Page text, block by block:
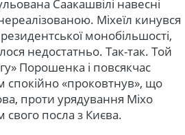
Саакашвілі навесні
Міхеїл кинувся
монобільшості,
недостатньо. Так-так. Той
Порошенка і повсякчас
спокійно «проковтнув», що
проти урядування Міхо
свого посла з Києва.